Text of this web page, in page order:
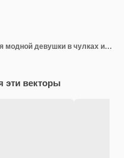
Рождественская иллюстрация модной девушки в чулках и кота с векторной иллюстрацией гирлянды
эти векторы